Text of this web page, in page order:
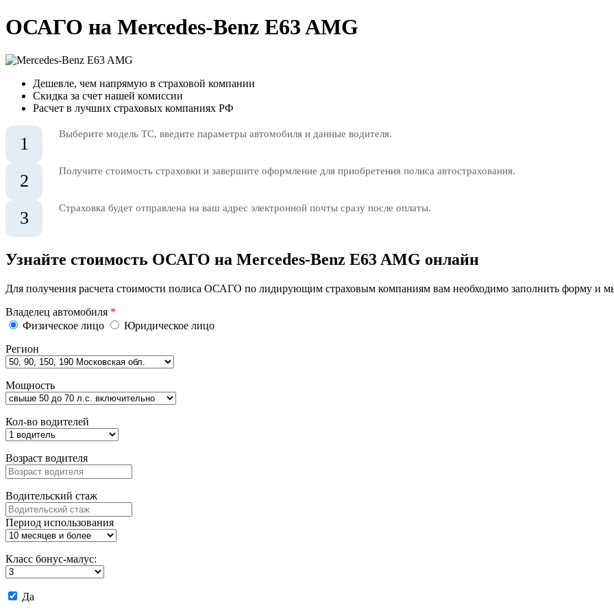
ОСАГО на Mercedes-Benz E63 AMG
Дешевле, чем напрямую в страховой компании
Скидка за счет нашей комиссии
Расчет в лучших страховых компаниях РФ
1 Выберите модель ТС, введите параметры автомобиля и данные водителя.
2 Получите стоимость страховки и завершите оформление для приобретения полиса автострахования.
3 Страховка будет отправлена на ваш адрес электронной почты сразу после оплаты.
Узнайте стоимость ОСАГО на Mercedes-Benz E63 AMG онлайн
Для получения расчета стоимости полиса ОСАГО по лидирующим страховым компаниям вам необходимо заполнить форму и мы
Владелец автомобиля *
Физическое лицо
Юридическое лицо
Регион
Мощность
Кол-во водителей
Возраст водителя
Водительский стаж
Период использования
Класс бонус-малус:
ДаюДа